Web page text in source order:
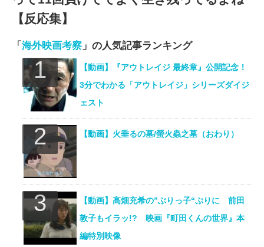
【反応集】
「 海外映画考察 」の人気記事ランキング
【動画】『アウトレイジ 最終章』公開記念！
3分でわかる「アウトレイジ」シリーズダイジ
ェスト
【動画】火垂るの墓/螢火蟲之墓（おわり）
【動画】高畑充希の”ぶりっ子“ぷりに 前田
敦子もイラッ!? 映画『町田くんの世界』本
編特別映像